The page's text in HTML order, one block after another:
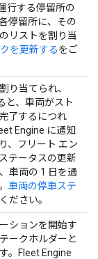
行する停留所の
停留所に、その
リストを割り当
を更新するをご
り当てられ、
と、車両がスト
了するにつれ
Engine に通知
、フリート エン
テータスの更新
車両の 1 日を通
車両の停車ステ
ださい。
ションを開始す
ークホルダーと
。Fleet Engine